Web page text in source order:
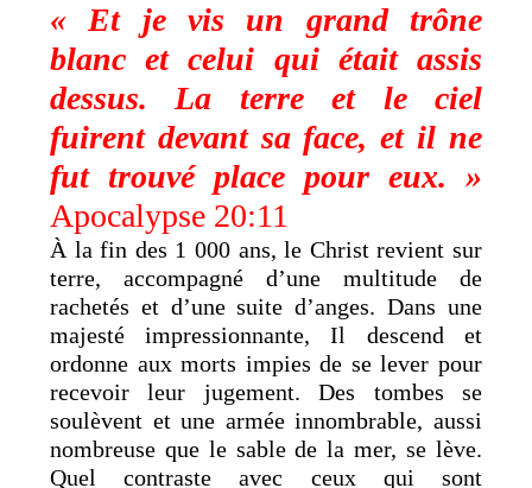
« Et je vis un grand trône
blanc et celui qui était assis
dessus. La terre et le ciel
fuirent devant sa face, et il ne
fut trouvé place pour eux. »
Apocalypse 20:11
À la fin des 1 000 ans, le Christ revient sur
terre, accompagné d’une multitude de
rachetés et d’une suite d’anges. Dans une
majesté impressionnante, Il descend et
ordonne aux morts impies de se lever pour
recevoir leur jugement. Des tombes se
soulèvent et une armée innombrable, aussi
nombreuse que le sable de la mer, se lève.
Quel contraste avec ceux qui sont